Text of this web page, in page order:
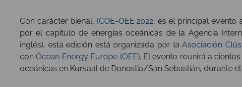
Con carácter bienal, ICOE-OEE 2022, es el principal evento
por el capítulo de energías oceánicas de la Agencia
inglés), esta edición está organizada por laAsociación
conOcean Energy Europe (OEE). El evento reunirá a
oceánicas en Kursaal de Donostia/San Sebastián, durante